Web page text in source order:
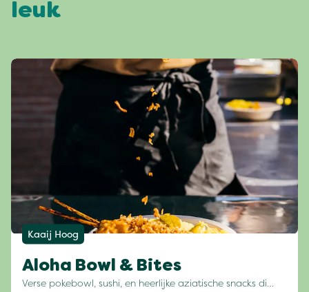
leuk
Kaaij Hoog
Aloha Bowl & Bites
Verse pokebowl, sushi, en heerlijke aziatische snacks di…